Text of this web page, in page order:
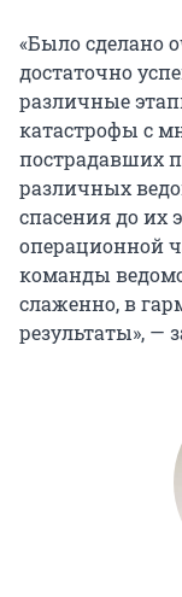
«Было сделано
достаточно
различные
катастрофы с
пострадавших
различных
спасения до их
операционной
команды
слаженно, в
результаты», —